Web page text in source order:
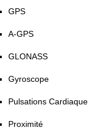
GPS
A-GPS
GLONASS
Gyroscope
Pulsations Cardiaque
Proximité